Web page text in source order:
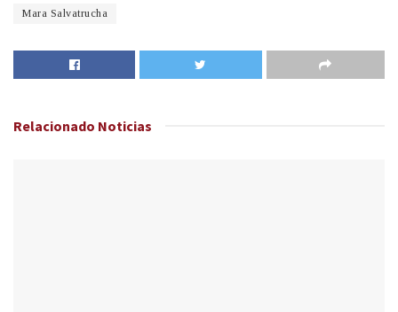
Mara Salvatrucha
Relacionado Noticias